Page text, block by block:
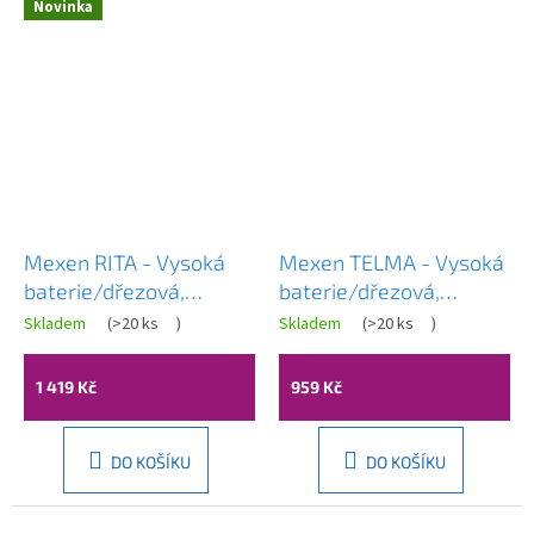
Novinka
Mexen RITA - Vysoká
baterie/dřezová,
Růžové zlato, 670300-
60
Skladem (>20 ks )
1 419 Kč
DO KOŠÍKU
Mexen TELMA - Vysoká
baterie/dřezová,
Růžové zlato, 670200-
60
Skladem (>20 ks )
959 Kč
DO KOŠÍKU